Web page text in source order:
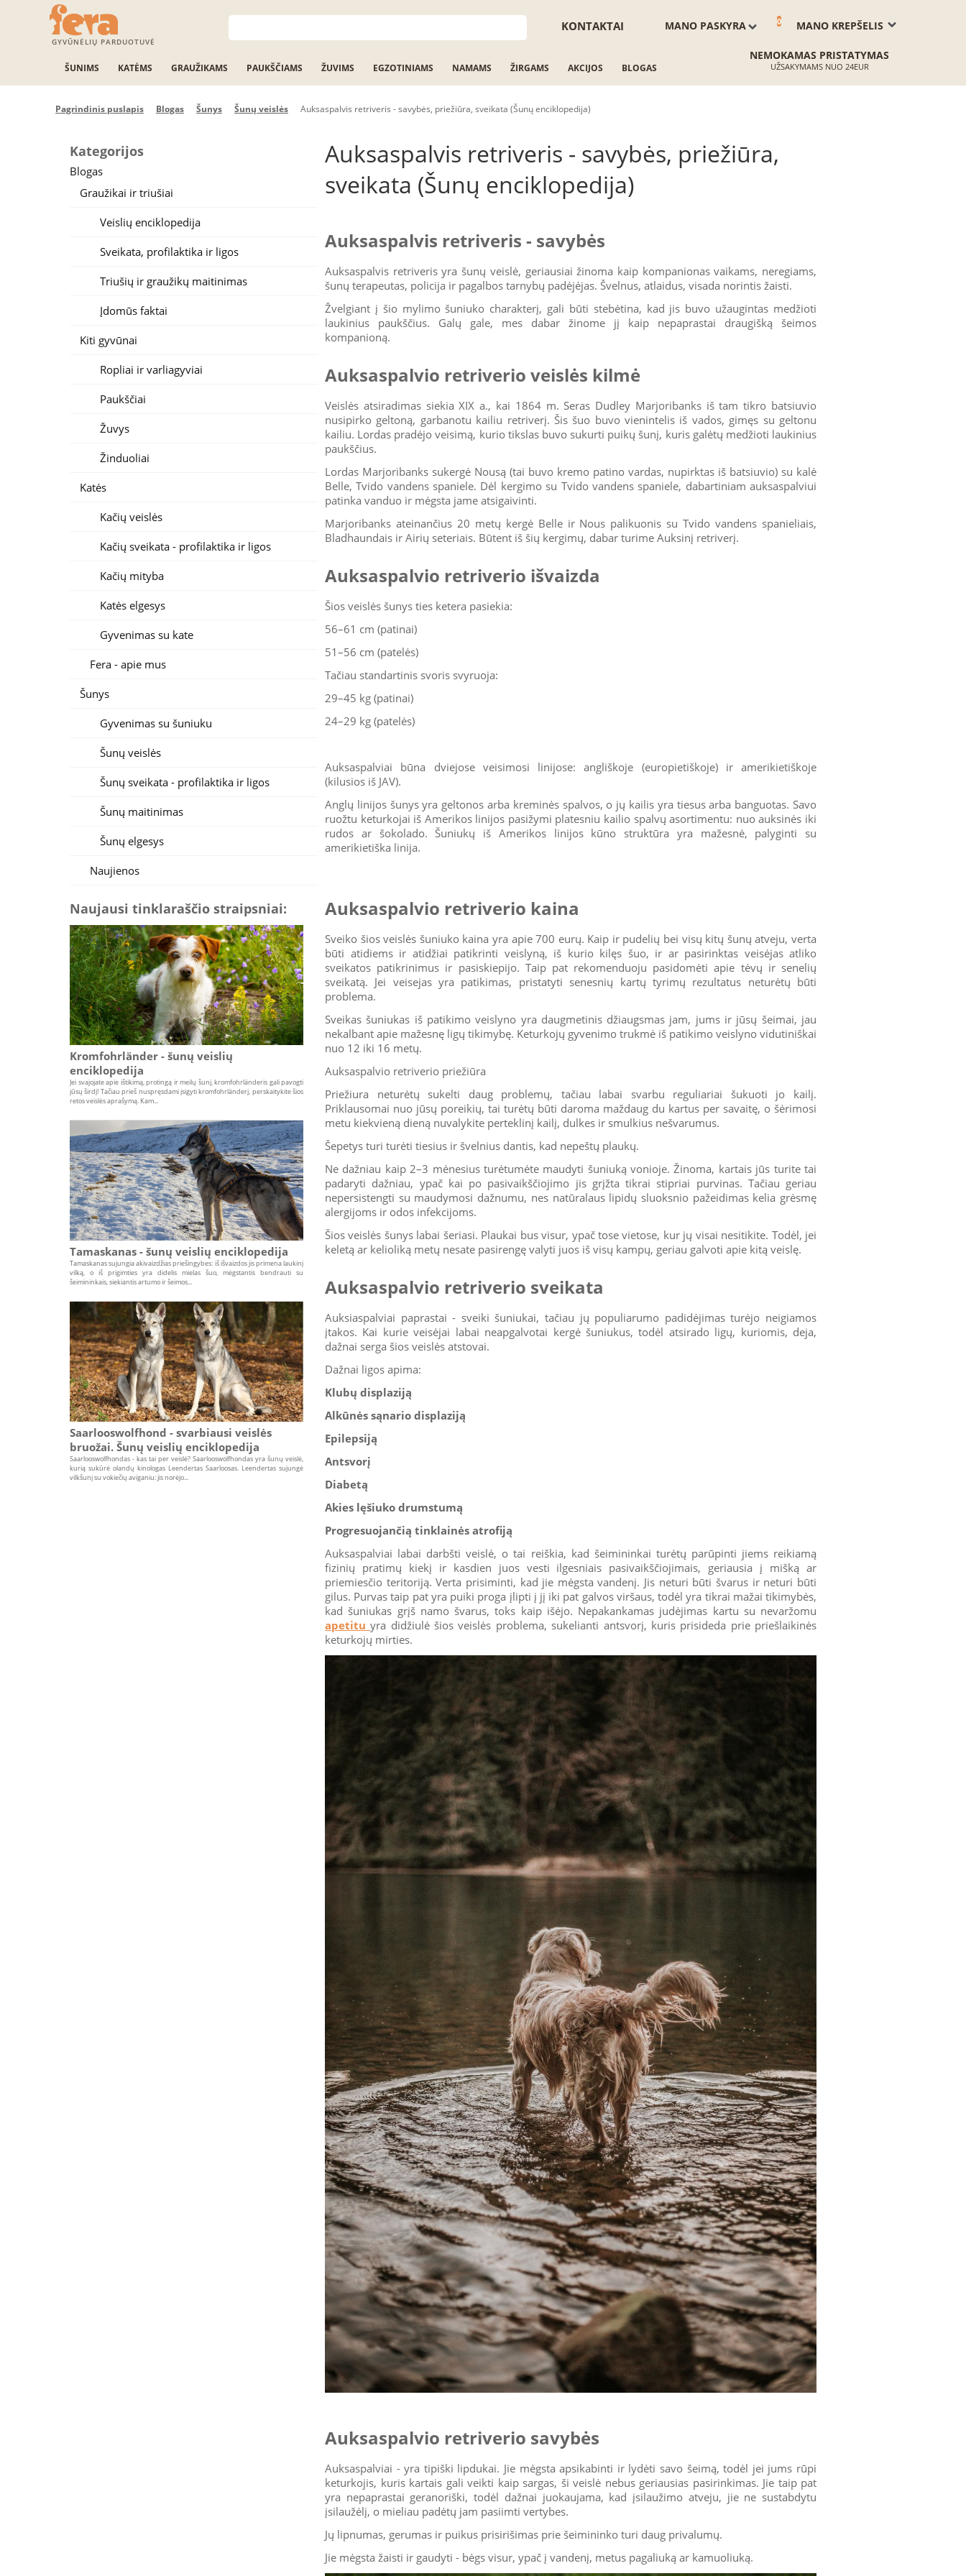
GYVŪNĖLIŲ PARDUOTUVĖ
MANO KREPŠELIS
0
MANO PASKYRA
KONTAKTAI
ŠUNIMS KATĖMS GRAUŽIKAMS PAUKŠČIAMS ŽUVIMS EGZOTINIAMS NAMAMS ŽIRGAMS AKCIJOS BLOGAS
NEMOKAMAS PRISTATYMAS
UŽSAKYMAMS NUO 24EUR
Pagrindinis puslapis Blogas Šunys Šunų veislės Auksaspalvis retriveris - savybės, priežiūra, sveikata (Šunų enciklopedija)
Kategorijos
Blogas
Graužikai ir triušiai
Veislių enciklopedija
Sveikata, profilaktika ir ligos
Triušių ir graužikų maitinimas
Įdomūs faktai
Kiti gyvūnai
Ropliai ir varliagyviai
Paukščiai
Žuvys
Žinduoliai
Katės
Kačių veislės
Kačių sveikata - profilaktika ir ligos
Kačių mityba
Katės elgesys
Gyvenimas su kate
Fera - apie mus
Šunys
Gyvenimas su šuniuku
Šunų veislės
Šunų sveikata - profilaktika ir ligos
Šunų maitinimas
Šunų elgesys
Naujienos
Naujausi tinklaraščio straipsniai:
Kromfohrländer - šunų veislių
enciklopedija
Jei svajojate apie ištikimą, protingą ir meilų šunį, kromfohrländeris gali pavogti
jūsų širdį! Tačiau prieš nuspręsdami įsigyti kromfohrländerį, perskaitykite šios
retos veislės aprašymą. Kam...
Tamaskanas - šunų veislių enciklopedija
Tamaskanas sujungia akivaizdžias priešingybes: iš išvaizdos jis primena laukinį
vilką, o iš prigimties yra didelis mielas šuo, mėgstantis bendrauti su
šeimininkais, siekiantis artumo ir šeimos...
Saarlooswolfhond - svarbiausi veislės
bruožai. Šunų veislių enciklopedija
Saarlooswolfhondas - kas tai per veislė? Saarlooswolfhondas yra šunų veislė,
kurią sukūrė olandų kinologas Leendertas Saarloosas. Leendertas sujungė
vilkšunį su vokiečių aviganiu: jis norėjo...
Auksaspalvis retriveris - savybės, priežiūra,
sveikata (Šunų enciklopedija)
Auksaspalvis retriveris - savybės
Auksaspalvis retriveris yra šunų veislė, geriausiai žinoma kaip kompanionas vaikams, neregiams,
šunų terapeutas, policija ir pagalbos tarnybų padėjėjas. Švelnus, atlaidus, visada norintis žaisti.
Žvelgiant į šio mylimo šuniuko charakterį, gali būti stebėtina, kad jis buvo užaugintas medžioti
laukinius paukščius. Galų gale, mes dabar žinome jį kaip nepaprastai draugišką šeimos
kompanioną.
Auksaspalvio retriverio veislės kilmė
Veislės atsiradimas siekia XIX a., kai 1864 m. Seras Dudley Marjoribanks iš tam tikro batsiuvio
nusipirko geltoną, garbanotu kailiu retriverį. Šis šuo buvo vienintelis iš vados, gimęs su geltonu
kailiu. Lordas pradėjo veisimą, kurio tikslas buvo sukurti puikų šunį, kuris galėtų medžioti laukinius
paukščius.
Lordas Marjoribanks sukergė Nousą (tai buvo kremo patino vardas, nupirktas iš batsiuvio) su kalė
Belle, Tvido vandens spaniele. Dėl kergimo su Tvido vandens spaniele, dabartiniam auksaspalviui
patinka vanduo ir mėgsta jame atsigaivinti.
Marjoribanks ateinančius 20 metų kergė Belle ir Nous palikuonis su Tvido vandens spanieliais,
Bladhaundais ir Airių seteriais. Būtent iš šių kergimų, dabar turime Auksinį retriverį.
Auksaspalvio retriverio išvaizda
Šios veislės šunys ties ketera pasiekia:
56–61 cm (patinai)
51–56 cm (patelės)
Tačiau standartinis svoris svyruoja:
29–45 kg (patinai)
24–29 kg (patelės)
Auksaspalviai būna dviejose veisimosi linijose: angliškoje (europietiškoje) ir amerikietiškoje
(kilusios iš JAV).
Anglų linijos šunys yra geltonos arba kreminės spalvos, o jų kailis yra tiesus arba banguotas. Savo
ruožtu keturkojai iš Amerikos linijos pasižymi platesniu kailio spalvų asortimentu: nuo auksinės iki
rudos ar šokolado. Šuniukų iš Amerikos linijos kūno struktūra yra mažesnė, palyginti su
amerikietiška linija.
Auksaspalvio retriverio kaina
Sveiko šios veislės šuniuko kaina yra apie 700 eurų. Kaip ir pudelių bei visų kitų šunų atveju, verta
būti atidiems ir atidžiai patikrinti veislyną, iš kurio kilęs šuo, ir ar pasirinktas veisėjas atliko
sveikatos patikrinimus ir pasiskiepijo. Taip pat rekomenduoju pasidomėti apie tėvų ir senelių
sveikatą. Jei veisejas yra patikimas, pristatyti senesnių kartų tyrimų rezultatus neturėtų būti
problema.
Sveikas šuniukas iš patikimo veislyno yra daugmetinis džiaugsmas jam, jums ir jūsų šeimai, jau
nekalbant apie mažesnę ligų tikimybę. Keturkojų gyvenimo trukmė iš patikimo veislyno vidutiniškai
nuo 12 iki 16 metų.
Auksaspalvio retriverio priežiūra
Priežiura neturėtų sukelti daug problemų, tačiau labai svarbu reguliariai šukuoti jo kailį.
Priklausomai nuo jūsų poreikių, tai turėtų būti daroma maždaug du kartus per savaitę, o šėrimosi
metu kiekvieną dieną nuvalykite perteklinį kailį, dulkes ir smulkius nešvarumus.
Šepetys turi turėti tiesius ir švelnius dantis, kad nepeštų plaukų.
Ne dažniau kaip 2–3 mėnesius turėtumėte maudyti šuniuką vonioje. Žinoma, kartais jūs turite tai
padaryti dažniau, ypač kai po pasivaikščiojimo jis grįžta tikrai stipriai purvinas. Tačiau geriau
nepersistengti su maudymosi dažnumu, nes natūralaus lipidų sluoksnio pažeidimas kelia grėsmę
alergijoms ir odos infekcijoms.
Šios veislės šunys labai šeriasi. Plaukai bus visur, ypač tose vietose, kur jų visai nesitikite. Todėl, jei
keletą ar kelioliką metų nesate pasirengę valyti juos iš visų kampų, geriau galvoti apie kitą veislę.
Auksaspalvio retriverio sveikata
Auksiaspalviai paprastai - sveiki šuniukai, tačiau jų populiarumo padidėjimas turėjo neigiamos
įtakos. Kai kurie veisėjai labai neapgalvotai kergė šuniukus, todėl atsirado ligų, kuriomis, deja,
dažnai serga šios veislės atstovai.
Dažnai ligos apima:
Klubų displaziją
Alkūnės sąnario displaziją
Epilepsiją
Antsvorį
Diabetą
Akies lęšiuko drumstumą
Progresuojančią tinklainės atrofiją
Auksaspalviai labai darbšti veislė, o tai reiškia, kad šeimininkai turėtų parūpinti jiems reikiamą
fizinių pratimų kiekį ir kasdien juos vesti ilgesniais pasivaikščiojimais, geriausia į mišką ar
priemiesčio teritoriją. Verta prisiminti, kad jie mėgsta vandenį. Jis neturi būti švarus ir neturi būti
gilus. Purvas taip pat yra puiki proga įlipti į jį iki pat galvos viršaus, todėl yra tikrai mažai tikimybės,
kad šuniukas grįš namo švarus, toks kaip išėjo. Nepakankamas judėjimas kartu su nevaržomu
apetituyra didžiulė šios veislės problema, sukelianti antsvorį, kuris prisideda prie priešlaikinės
keturkojų mirties.
Auksaspalvio retriverio savybės
Auksaspalviai - yra tipiški lipdukai. Jie mėgsta apsikabinti ir lydėti savo šeimą, todėl jei jums rūpi
keturkojis, kuris kartais gali veikti kaip sargas, ši veislė nebus geriausias pasirinkimas. Jie taip pat
yra nepaprastai geranoriški, todėl dažnai juokaujama, kad įsilaužimo atveju, jie ne sustabdytu
įsilaužėlį, o mieliau padėtų jam pasiimti vertybes.
Jų lipnumas, gerumas ir puikus prisirišimas prie šeimininko turi daug privalumų.
Jie mėgsta žaisti ir gaudyti - bėgs visur, ypač į vandenį, metus pagaliuką ar kamuoliuką.